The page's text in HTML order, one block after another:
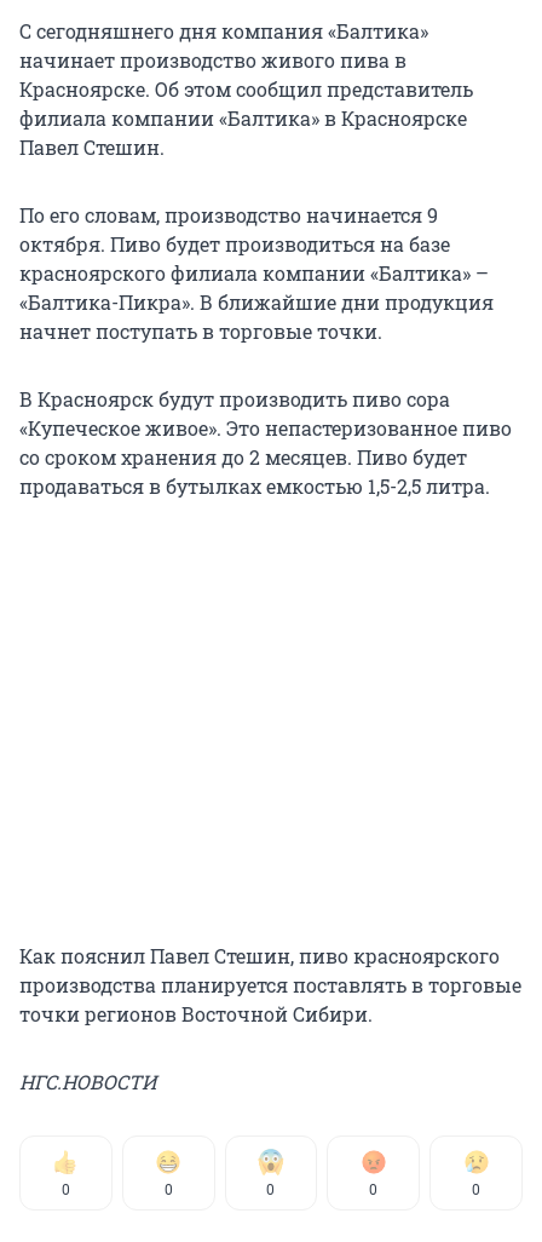
С сегодняшнего дня компания «Балтика»
начинает производство живого пива в
Красноярске. Об этом сообщил представитель
филиала компании «Балтика» в Красноярске
Павел Стешин.
По его словам, производство начинается 9
октября. Пиво будет производиться на базе
красноярского филиала компании «Балтика» –
«Балтика-Пикра». В ближайшие дни продукция
начнет поступать в торговые точки.
В Красноярск будут производить пиво сора
«Купеческое живое». Это непастеризованное пиво
со сроком хранения до 2 месяцев. Пиво будет
продаваться в бутылках емкостью 1,5-2,5 литра.
Как пояснил Павел Стешин, пиво красноярского
производства планируется поставлять в торговые
точки регионов Восточной Сибири.
НГС.НОВОСТИ
0 0 0 0 0